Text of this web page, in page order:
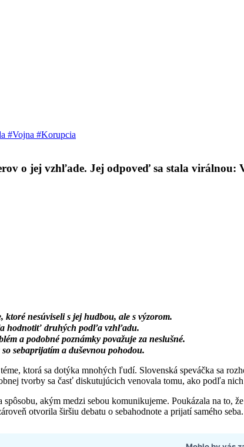
#Vojna #Korupcia
o jej vzhľade. Jej odpoveď sa stala
nesúviseli s jej hudbou, ale s výzorom.
hodnotiť druhých podľa vzhľadu.
a podobné poznámky považuje za neslušné.
sebaprijatím a duševnou pohodou.
ktorá sa dotýka mnohých ľudí. Slovenská speváčka sa
tvorby sa časť diskutujúcich venovala tomu, ako podľa
spôsobu, akým medzi sebou komunikujeme. Poukázala na
otvorila širšiu debatu o sebahodnote a prijatí samého seba.